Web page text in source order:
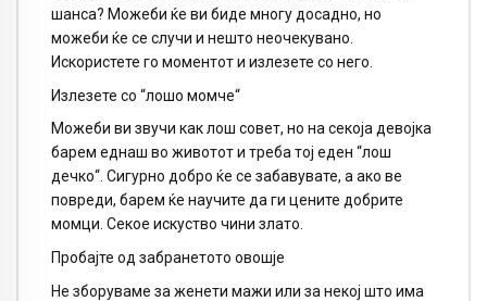
шанса? Можеби ќе ви биде многу досадно, но
можеби ќе се случи и нешто неочекувано.
Искористете го моментот и излезете со него.
Излезете со “лошо момче“
Можеби ви звучи как лош совет, но на секоја девојка
барем еднаш во животот и треба тој еден “лош
дечко“. Сигурно добро ќе се забавувате, а ако ве
повреди, барем ќе научите да ги цените добрите
момци. Секое искуство чини злато.
Пробајте од забранетото овошје
Не зборуваме за женети мажи или за некој што има